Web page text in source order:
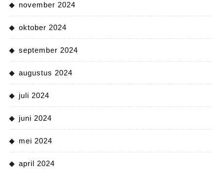
november 2024
oktober 2024
september 2024
augustus 2024
juli 2024
juni 2024
mei 2024
april 2024